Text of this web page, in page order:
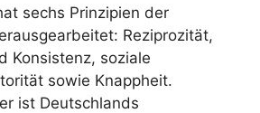
sechs Prinzipien der
Reziprozität,
Konsistenz, soziale
sowie Knappheit.
ist Deutschlands